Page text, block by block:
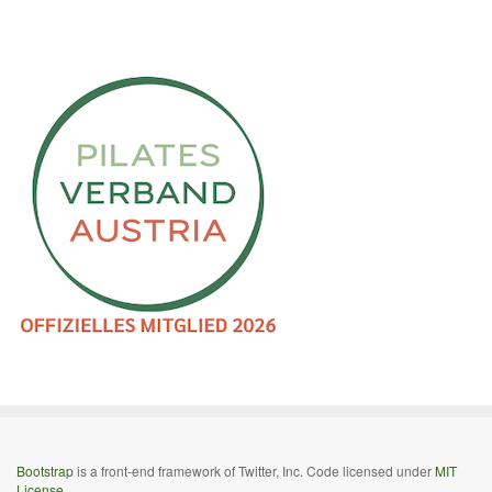
Bootstrapis a front-end framework of Twitter, Inc. Code licensed underMIT